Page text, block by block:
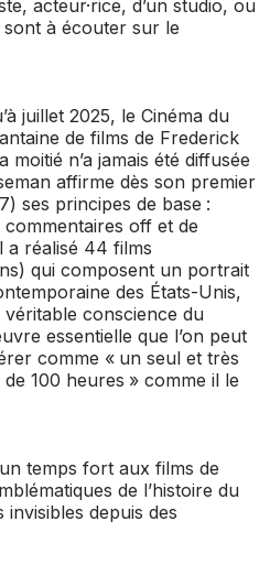
acteur·rice, d’un studio, ou
sont à écouter sur le
juillet 2025, le Cinéma du
de films de Frederick
n’a jamais été diffusée
affirme dès son premier
ses principes de base :
commentaires off et de
a réalisé 44 films
qui composent un portrait
des États-Unis,
conscience du
essentielle que l’on peut
comme « un seul et très
100 heures » comme il le
temps fort aux films de
de l’histoire du
depuis des